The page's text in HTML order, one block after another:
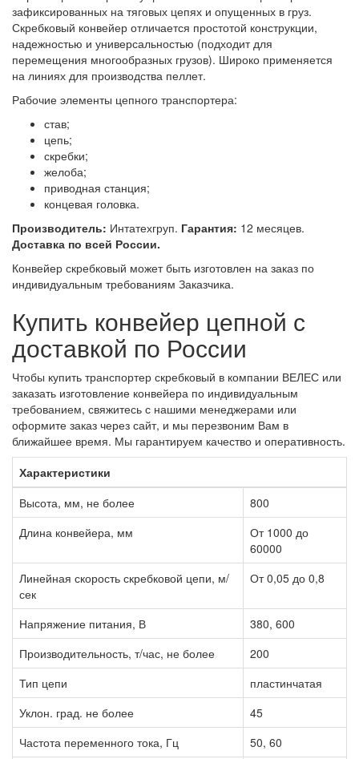
зафиксированных на тяговых цепях и опущенных в груз.
Скребковый конвейер отличается простотой конструкции,
надежностью и универсальностью (подходит для
перемещения многообразных грузов). Широко применяется
на линиях для производства пеллет.
Рабочие элементы цепного транспортера:
став;
цепь;
скребки;
желоба;
приводная станция;
концевая головка.
Производитель: Интатехгруп. Гарантия: 12 месяцев.
Доставка по всей России.
Конвейер скребковый может быть изготовлен на заказ по
индивидуальным требованиям Заказчика.
Купить конвейер цепной с
доставкой по России
Чтобы купить транспортер скребковый в компании ВЕЛЕС или
заказать изготовление конвейера по индивидуальным
требованием, свяжитесь с нашими менеджерами или
оформите заказ через сайт, и мы перезвоним Вам в
ближайшее время. Мы гарантируем качество и оперативность.
Характеристики
Высота, мм, не более
800
Длина конвейера, мм
От 1000 до
60000
Линейная скорость скребковой цепи, м/
сек
От 0,05 до 0,8
Напряжение питания, В
380, 600
Производительность, т/час, не более
200
Тип цепи
пластинчатая
Уклон. град. не более
45
Частота переменного тока, Гц
50, 60